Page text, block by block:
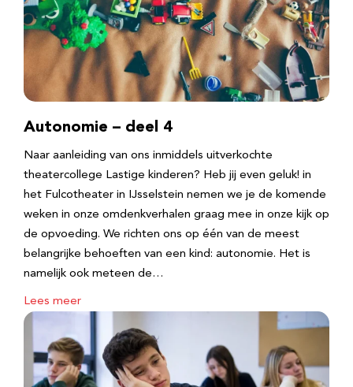
Autonomie – deel 4
Naar aanleiding van ons inmiddels uitverkochte
theatercollege Lastige kinderen? Heb jij even geluk! in
het Fulcotheater in IJsselstein nemen we je de komende
weken in onze omdenkverhalen graag mee in onze kijk op
de opvoeding. We richten ons op één van de meest
belangrijke behoeften van een kind: autonomie. Het is
namelijk ook meteen de…
Lees meer